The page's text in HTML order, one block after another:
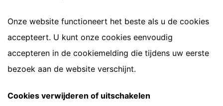
Onze website functioneert het beste als u de cookies
accepteert. U kunt onze cookies eenvoudig
accepteren in de cookiemelding die tijdens uw eerste
bezoek aan de website verschijnt.
Cookies verwijderen of uitschakelen